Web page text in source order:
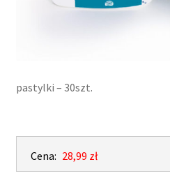
pastylki – 30szt.
Cena: 28,99 zł